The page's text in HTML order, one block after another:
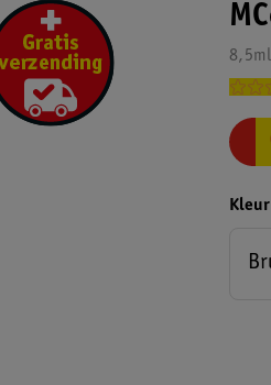
8,5ml
Kleur